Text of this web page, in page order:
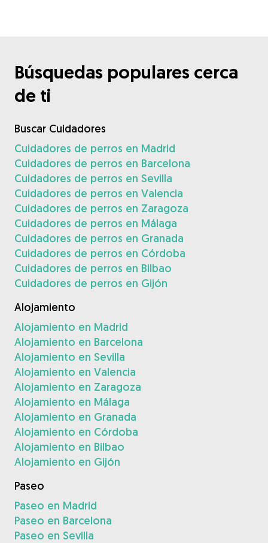
Búsquedas populares cerca
de ti
Buscar Cuidadores
Cuidadores de perros en Madrid
Cuidadores de perros en Barcelona
Cuidadores de perros en Sevilla
Cuidadores de perros en Valencia
Cuidadores de perros en Zaragoza
Cuidadores de perros en Málaga
Cuidadores de perros en Granada
Cuidadores de perros en Córdoba
Cuidadores de perros en Bilbao
Cuidadores de perros en Gijón
Alojamiento
Alojamiento en Madrid
Alojamiento en Barcelona
Alojamiento en Sevilla
Alojamiento en Valencia
Alojamiento en Zaragoza
Alojamiento en Málaga
Alojamiento en Granada
Alojamiento en Córdoba
Alojamiento en Bilbao
Alojamiento en Gijón
Paseo
Paseo en Madrid
Paseo en Barcelona
Paseo en Sevilla